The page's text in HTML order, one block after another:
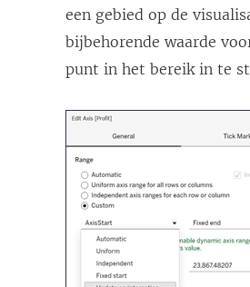
een gebied op de
bijbehorende waarde
punt in het bereik in te